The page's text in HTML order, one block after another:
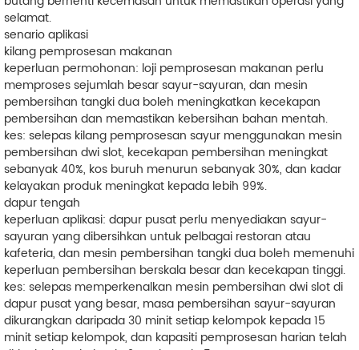
selamat.
senario aplikasi
kilang pemprosesan makanan
keperluan permohonan: loji pemprosesan makanan perlu
memproses sejumlah besar sayur-sayuran, dan mesin
pembersihan tangki dua boleh meningkatkan kecekapan
pembersihan dan memastikan kebersihan bahan mentah.
kes: selepas kilang pemprosesan sayur menggunakan mesin
pembersihan dwi slot, kecekapan pembersihan meningkat
sebanyak 40%, kos buruh menurun sebanyak 30%, dan kadar
kelayakan produk meningkat kepada lebih 99%.
dapur tengah
keperluan aplikasi: dapur pusat perlu menyediakan sayur-
sayuran yang dibersihkan untuk pelbagai restoran atau
kafeteria, dan mesin pembersihan tangki dua boleh memenuhi
keperluan pembersihan berskala besar dan kecekapan tinggi.
kes: selepas memperkenalkan mesin pembersihan dwi slot di
dapur pusat yang besar, masa pembersihan sayur-sayuran
dikurangkan daripada 30 minit setiap kelompok kepada 15
minit setiap kelompok, dan kapasiti pemprosesan harian telah